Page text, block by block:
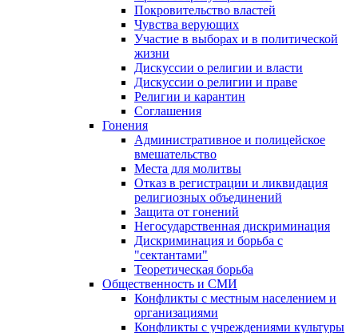
Покровительство властей
Чувства верующих
Участие в выборах и в политической
жизни
Дискуссии о религии и власти
Дискуссии о религии и праве
Религии и карантин
Соглашения
Гонения
Административное и полицейское
вмешательство
Места для молитвы
Отказ в регистрации и ликвидация
религиозных объединений
Защита от гонений
Негосударственная дискриминация
Дискриминация и борьба с
"сектантами"
Теоретическая борьба
Общественность и СМИ
Конфликты с местным населением и
организациями
Конфликты с учреждениями культуры